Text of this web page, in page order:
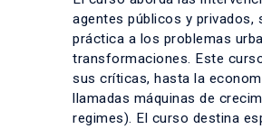
agentes públicos y
práctica a los problemas
transformaciones. Este
sus críticas, hasta la
llamadas máquinas de
regimes). El curso destina